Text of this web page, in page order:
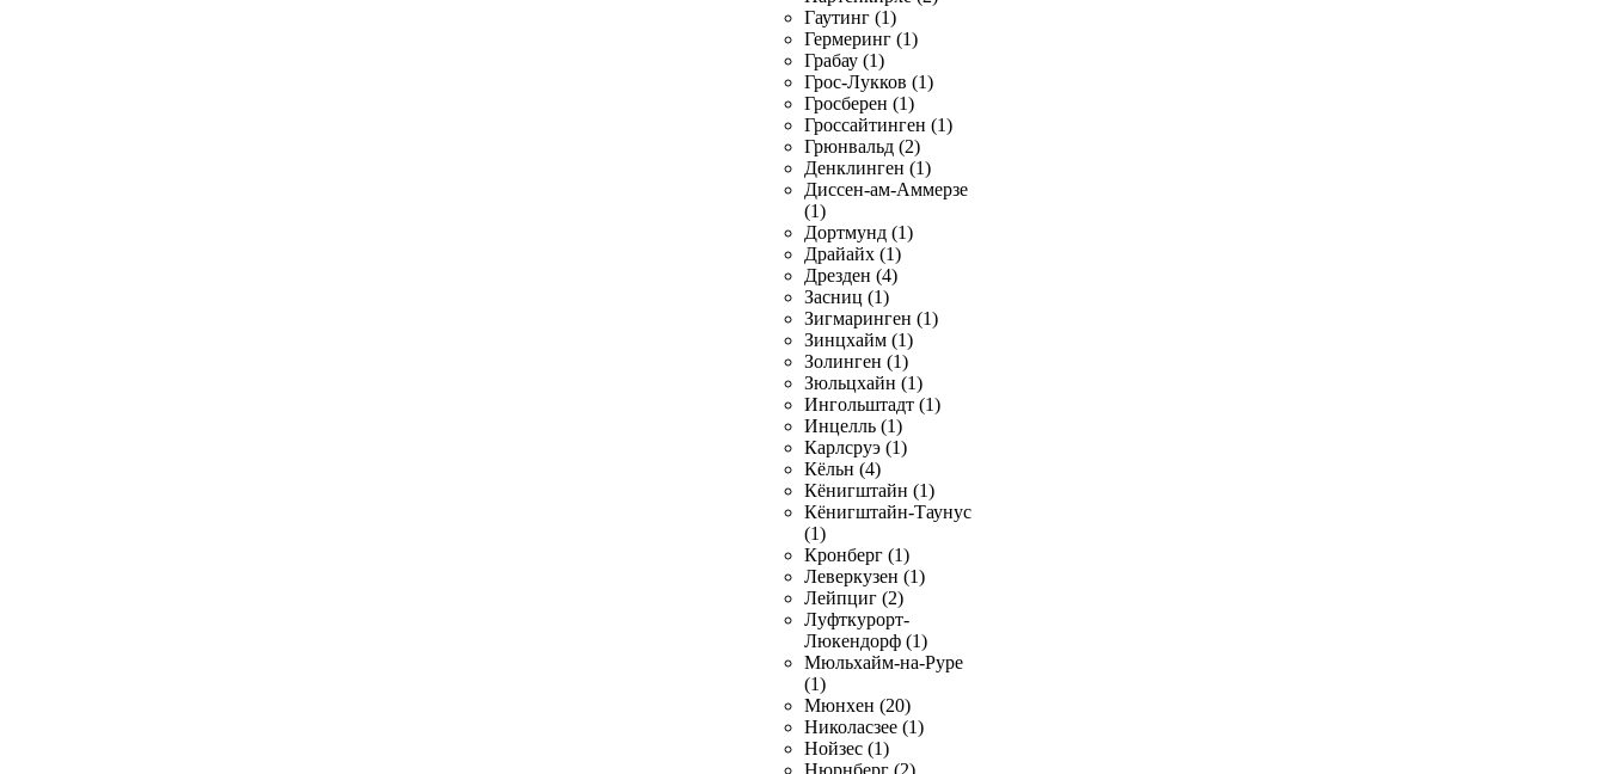
Гаутинг (1)
Гермеринг (1)
Грабау (1)
Грос-Лукков (1)
Гросберен (1)
Гроссайтинген (1)
Грюнвальд (2)
Денклинген (1)
Диссен-ам-Аммерзе
(1)
Дортмунд (1)
Драйайх (1)
Дрезден (4)
Засниц (1)
Зигмаринген (1)
Зинцхайм (1)
Золинген (1)
Зюльцхайн (1)
Ингольштадт (1)
Инцелль (1)
Карлсруэ (1)
Кёльн (4)
Кёнигштайн (1)
Кёнигштайн-Таунус
(1)
Кронберг (1)
Леверкузен (1)
Лейпциг (2)
Луфткурорт-
Люкендорф (1)
Мюльхайм-на-Руре
(1)
Мюнхен (20)
Николасзее (1)
Нойзес (1)
Нюрнберг (2)